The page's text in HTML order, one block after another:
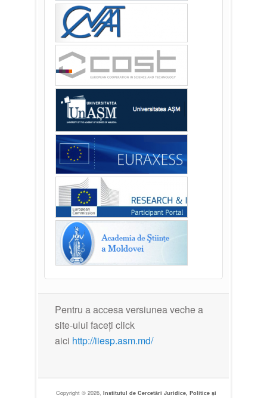
Pentru a accesa versiunea veche a
site-ului faceți click
aici http://iiesp.asm.md/
Copyright © 2026,Institutul de Cercetări Juridice, Politice și